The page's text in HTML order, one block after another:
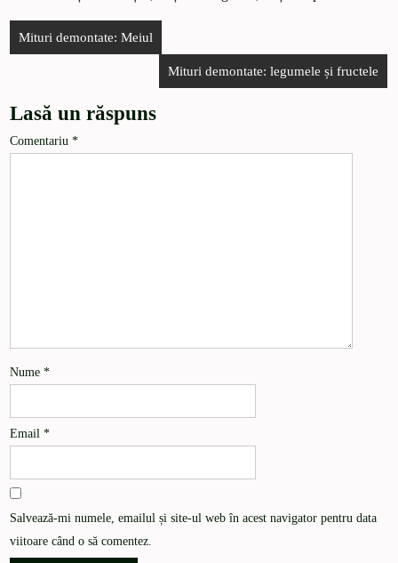
Mituri demontate: Meiul
Mituri demontate: legumele și fructele
Lasă un răspuns
Comentariu*
Nume*
Email*
Salvează-mi numele, emailul și site-ul web în acest navigator pentru data
viitoare când o să comentez.